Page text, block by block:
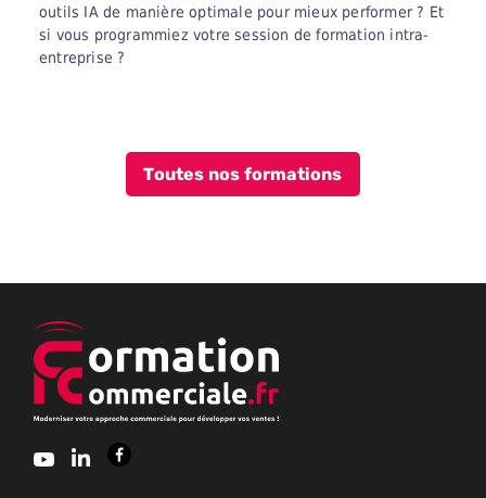
outils IA de manière optimale pour mieux performer ? Et
si vous programmiez votre session de formation intra-
entreprise ?
Toutes nos formations